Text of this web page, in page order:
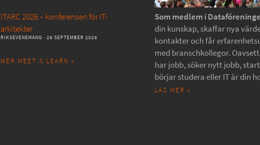
ITARC 2026 – konferensen för IT-
arkitekter
RIKSEVENEMANG · 28 SEPTEMBER 2026
MER MEET & LEARN »
Som medlem i
din kunskap, skaffar nya
kontakter och får
med branschkollegor.
har jobb, söker nytt jobb,
börjar studera eller IT är din
LÄS MER »